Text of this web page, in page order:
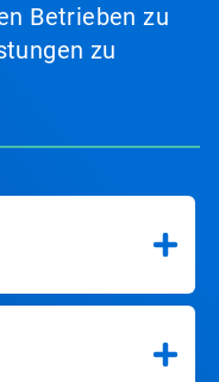
Betrieben zu
zu